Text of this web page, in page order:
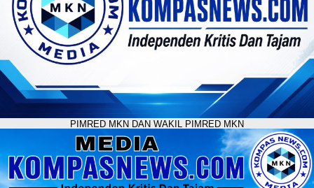
PIMRED MKN DAN WAKIL PIMRED MKN